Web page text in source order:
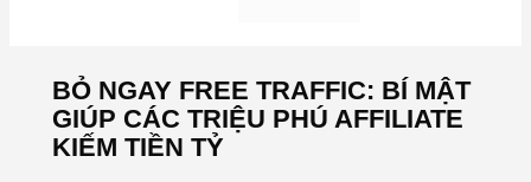
BỎ NGAY FREE TRAFFIC: BÍ MẬT
GIÚP CÁC TRIỆU PHÚ AFFILIATE
KIẾM TIỀN TỶ